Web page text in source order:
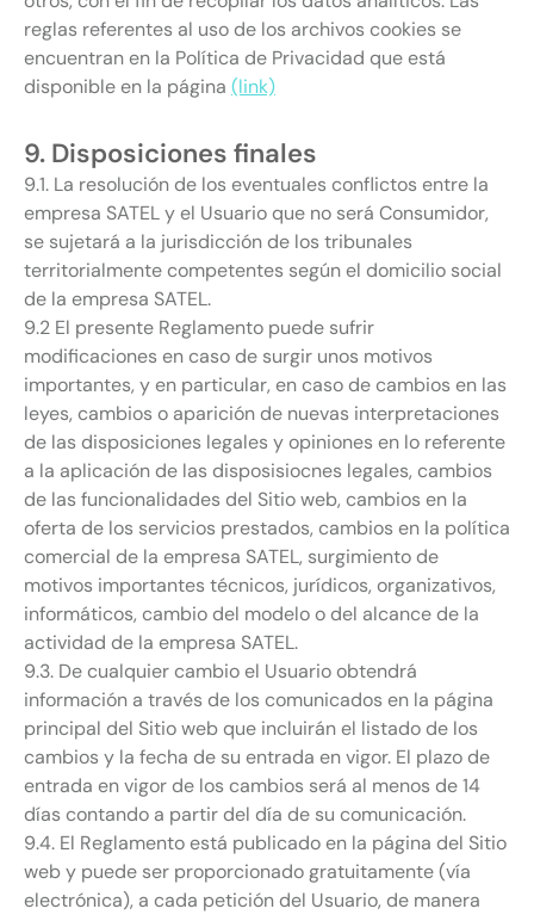
reglas referentes al uso de los archivos cookies se
encuentran en la Política de Privacidad que está
disponible en la página (link)
9. Disposiciones finales
9.1. La resolución de los eventuales conflictos entre la
empresa SATEL y el Usuario que no será Consumidor,
se sujetará a la jurisdicción de los tribunales
territorialmente competentes según el domicilio social
de la empresa SATEL.
9.2 El presente Reglamento puede sufrir
modificaciones en caso de surgir unos motivos
importantes, y en particular, en caso de cambios en las
leyes, cambios o aparición de nuevas interpretaciones
de las disposiciones legales y opiniones en lo referente
a la aplicación de las disposisiocnes legales, cambios
de las funcionalidades del Sitio web, cambios en la
oferta de los servicios prestados, cambios en la política
comercial de la empresa SATEL, surgimiento de
motivos importantes técnicos, jurídicos, organizativos,
informáticos, cambio del modelo o del alcance de la
actividad de la empresa SATEL.
9.3. De cualquier cambio el Usuario obtendrá
información a través de los comunicados en la página
principal del Sitio web que incluirán el listado de los
cambios y la fecha de su entrada en vigor. El plazo de
entrada en vigor de los cambios será al menos de 14
días contando a partir del día de su comunicación.
9.4. El Reglamento está publicado en la página del Sitio
web y puede ser proporcionado gratuitamente (vía
electrónica), a cada petición del Usuario, de manera